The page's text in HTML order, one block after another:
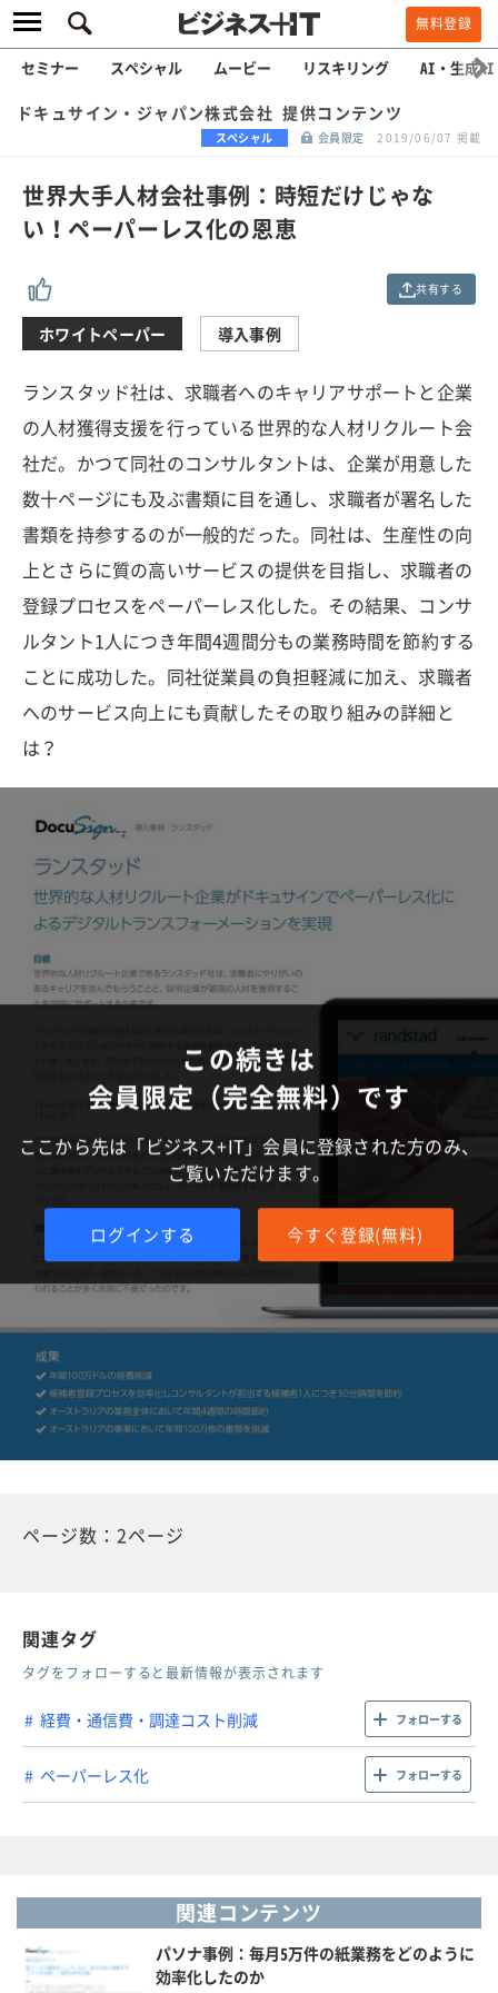
無料登録
セミナー スペシャル ムービー リスキリング AI・生成AI
ドキュサイン・ジャパン株式会社 提供コンテンツ
スペシャル 会員限定 2019/06/07 掲載
世界大手人材会社事例：時短だけじゃな
い！ペーパーレス化の恩恵
共有する
ホワイトペーパー 導入事例
ランスタッド社は、求職者へのキャリアサポートと企業
の人材獲得支援を行っている世界的な人材リクルート会
社だ。かつて同社のコンサルタントは、企業が用意した
数十ページにも及ぶ書類に目を通し、求職者が署名した
書類を持参するのが一般的だった。同社は、生産性の向
上とさらに質の高いサービスの提供を目指し、求職者の
登録プロセスをペーパーレス化した。その結果、コンサ
ルタント1人につき年間4週間分もの業務時間を節約する
ことに成功した。同社従業員の負担軽減に加え、求職者
へのサービス向上にも貢献したその取り組みの詳細と
は？
この続きは
会員限定（完全無料）です
ここから先は「ビジネス+IT」会員に登録された方のみ、
ご覧いただけます。
ログインする 今すぐ登録(無料)
ページ数：2ページ
関連タグ
タグをフォローすると最新情報が表示されます
経費・通信費・調達コスト削減 フォローする
ペーパーレス化 フォローする
関連コンテンツ
パソナ事例：毎月5万件の紙業務をどのように
効率化したのか